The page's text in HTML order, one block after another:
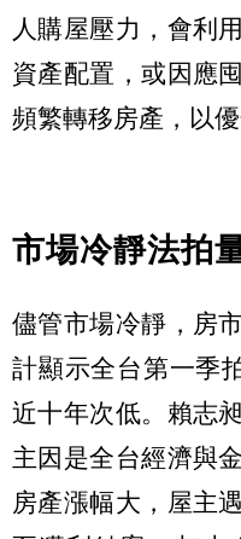
人購屋壓力，會利
資產配置，或因應
頻繁轉移房產，以
市場冷靜法拍
儘管市場冷靜，房
計顯示全台第一季
近十年次低。賴志
主因是全台經濟與
房產漲幅大，屋主